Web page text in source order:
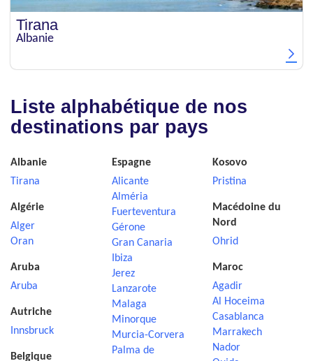
Tirana
Albanie
Liste alphabétique de nos
destinations par pays
Albanie
Tirana
Algérie
Alger
Oran
Aruba
Aruba
Autriche
Innsbruck
Belgique
Espagne
Alicante
Alméria
Fuerteventura
Gérone
Gran Canaria
Ibiza
Jerez
Lanzarote
Malaga
Minorque
Murcia-Corvera
Palma de
Kosovo
Pristina
Macédoine du
Nord
Ohrid
Maroc
Agadir
Al Hoceima
Casablanca
Marrakech
Nador